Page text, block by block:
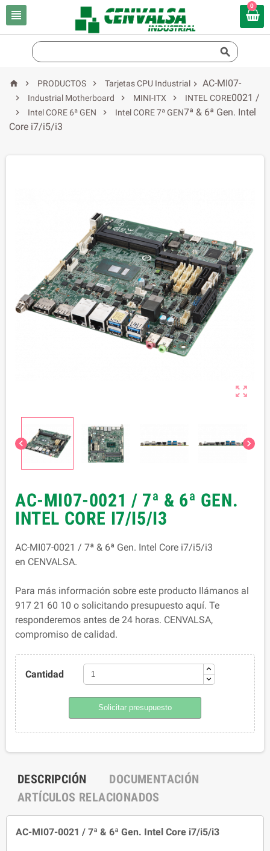

0

  PRODUCTOS 
Tarjetas CPU Industrial

Industrial Motherboard  MINI-ITX 
INTEL CORE

Intel CORE 6ª GEN  Intel CORE 7ª GEN
 AC-MI07-
0021 /
7ª & 6ª Gen. Intel
Core i7/i5/i3

 
AC-MI07-0021 / 7ª & 6ª GEN.
INTEL CORE I7/I5/I3
AC-MI07-0021 / 7ª & 6ª Gen. Intel Core i7/i5/i3
en CENVALSA.
Para más información sobre este producto llámanos al
917 21 60 10 o solicitando presupuesto aquí. Te
responderemos antes de 24 horas. CENVALSA,
compromiso de calidad.
Cantidad
Solicitar presupuesto
DESCRIPCIÓN
DOCUMENTACIÓN
ARTÍCULOS RELACIONADOS
AC-MI07-0021 / 7ª & 6ª Gen. Intel Core i7/i5/i3